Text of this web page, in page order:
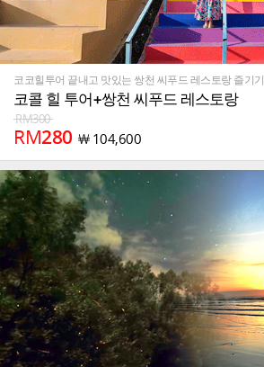
코코힐투어 끝내고 맛있는 쌍천 씨푸드 레스토랑 즐기기
코콜 힐 투어+쌍천 씨푸드 레스토랑
RM300
RM280 ￦ 104,600